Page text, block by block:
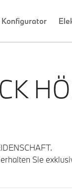
Sie